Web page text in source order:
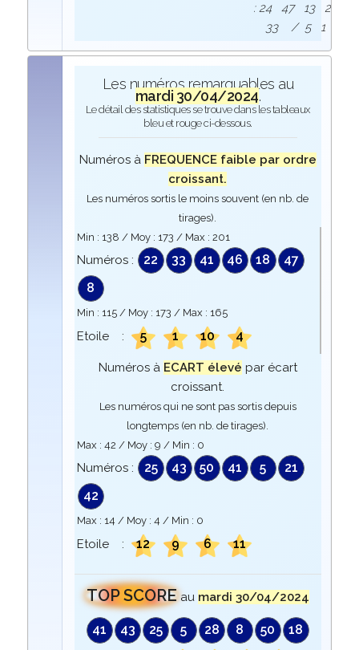
: 24 47 13 22
33 / 5 1
Les numéros remarquables au
mardi 30/04/2024.
Le détail des statistiques se trouve dans les tableaux
bleu et rouge ci-dessous.
Numéros à FREQUENCE faible par ordre
croissant.
Les numéros sortis le moins souvent (en nb. de
tirages).
Min : 138 / Moy : 173 / Max : 201
Numéros : 22 33 41 46 18
47
8
Min : 115/ Moy : 173 / Max : 165
Etoile : 5 1 10 4
Numéros à ECART élevé par écart
croissant.
Les numéros qui ne sont pas sortis depuis
longtemps (en nb. de tirages).
Max : 42 / Moy : 9 / Min : 0
Numéros : 25 43 50 41 5
21
42
Max : 14 / Moy : 4 / Min : 0
Etoile : 12 9 6 11
TOP SCORE au mardi 30/04/2024
41 43 25 5 28 8 50 18